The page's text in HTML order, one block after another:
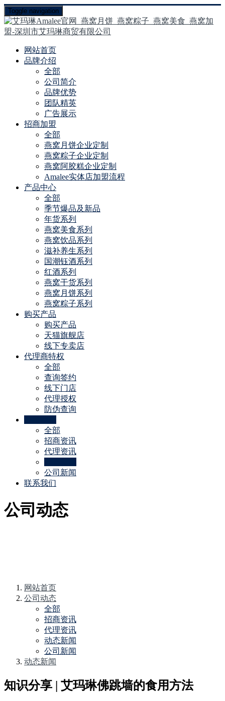
Toggle navigation
网站首页
品牌介绍
全部
公司简介
品牌优势
团队精英
广告展示
招商加盟
全部
燕窝月饼企业定制
燕窝粽子企业定制
燕窝阿胶糕企业定制
Amalee实体店加盟流程
产品中心
全部
季节爆品及新品
年货系列
燕窝美食系列
燕窝饮品系列
滋补养生系列
国潮钰酒系列
红酒系列
燕窝干货系列
燕窝月饼系列
燕窝粽子系列
购买产品
购买产品
天猫旗舰店
线下专卖店
代理商特权
全部
查询签约
线下门店
代理授权
防伪查询
全部
招商资讯
代理资讯
公司新闻
联系我们
公司动态
网站首页
公司动态
全部
招商资讯
代理资讯
动态新闻
公司新闻
动态新闻
知识分享 | 艾玛琳佛跳墙的食用方法